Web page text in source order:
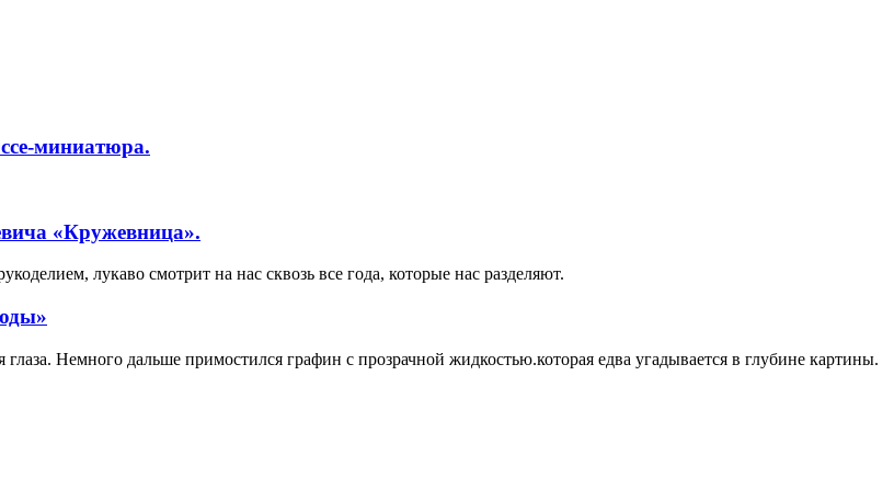
миниатюра.
«Кружевница».
лукаво смотрит на нас сквозь все года, которые нас разделяют.
Немного дальше примостился графин с прозрачной жидкостью.которая едва угадывается в глубине картины.